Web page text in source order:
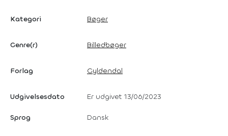
Kategori Bøger
Genre(r) Billedbøger
Forlag Gyldendal
Udgivelsesdato Er udgivet 13/06/2023
Sprog Dansk